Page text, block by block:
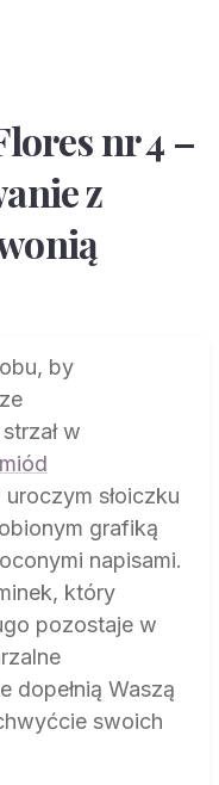
nr 4 –
z
by
w
miód
słoiczku
grafiką
napisami.
który
pozostaje w
dopełnią Waszą
swoich